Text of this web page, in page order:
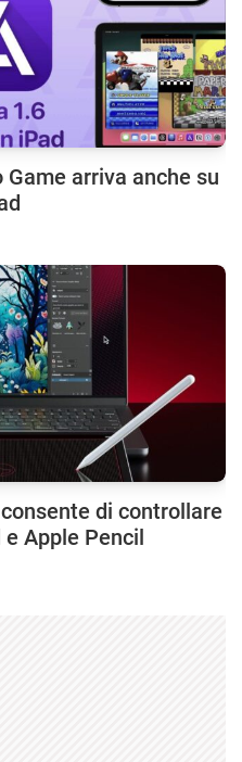
Game arriva anche su
di controllare
Apple Pencil